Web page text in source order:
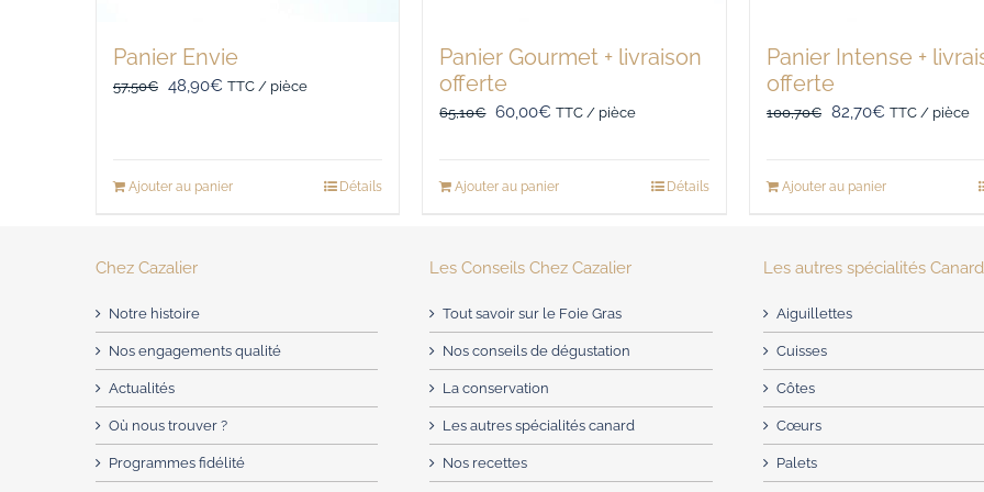
Panier Envie
57,50€
Le
48,90€Le
TTC / pièce
Ajouter au panier Détails
Panier Gourmet + livraison
offerte
65,10€ Le
60,00€ Le
TTC / pièce
Ajouter au panier Détails
Panier Intense +
offerte
100,70€
Le
82,70€Le
TTC / pièce
Ajouter au panier
Chez Cazalier
Notre histoire
Nos engagements qualité
Actualités
Où nous trouver ?
Programmes fidélité
Les Conseils Chez Cazalier
Tout savoir sur le Foie Gras
Nos conseils de dégustation
La conservation
Les autres spécialités canard
Nos recettes
Les autres spécialités Canard
Aiguillettes
Cuisses
Côtes
Cœurs
Palets